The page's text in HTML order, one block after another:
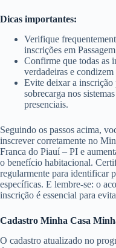
Dicas importantes:
Verifique
inscrições em
Confirme que todas as
verdadeiras e
Evite deixar a inscrição
sobrecarga nos
presenciais.
Seguindo os passos acima,
inscrever corretamente no
Franca do Piauí – PI e
o benefício habitacional.
regularmente para identificar
específicas. E lembre-se: o
inscrição é essencial para
Cadastro Minha Casa
O cadastro atualizado no